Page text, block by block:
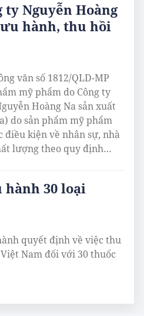
ty Nguyễn Hoàng
hành, thu hồi
văn số 1812/QLD-MP
mỹ phẩm do Công ty
Hoàng Na sản xuất
do sản phẩm mỹ phẩm
điều kiện về nhân sự, nhà
lượng theo quy định
30 loại
quyết định về việc thu
Nam đối với 30 thuốc